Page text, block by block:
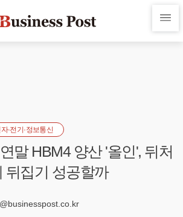
·전기·정보통신
말 HBM4 양산 '올인', 뒤처
뒤집기 성공할까